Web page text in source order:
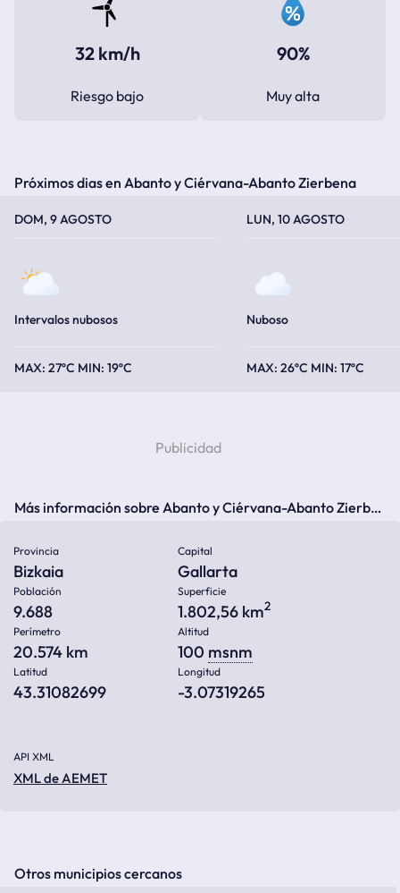
32 km/h
Riesgo bajo
90%
Muy alta
Próximos dias en Abanto y Ciérvana-Abanto Zierbena
DOM, 9 AGOSTO
Intervalos nubosos
27ºC 19ºC
LUN, 10 AGOSTO
Nuboso
26ºC 17ºC
Más información sobre Abanto y Ciérvana-Abanto Zierbena
Provincia
Bizkaia
Capital
Gallarta
Población
9.688
Superficie
1.802,56 km2
Perímetro
20.574 km
Altitud
100 msnm
Latitud
43.31082699
Longitud
-3.07319265
API XML
XML de AEMET
Otros municipios cercanos